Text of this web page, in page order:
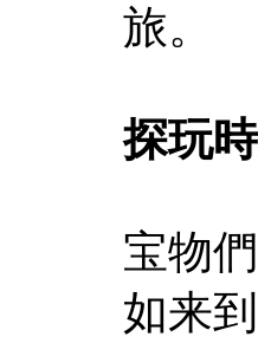
旅。
探玩
宝物
如来